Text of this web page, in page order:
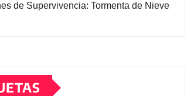
de Supervivencia: Tormenta de Nieve